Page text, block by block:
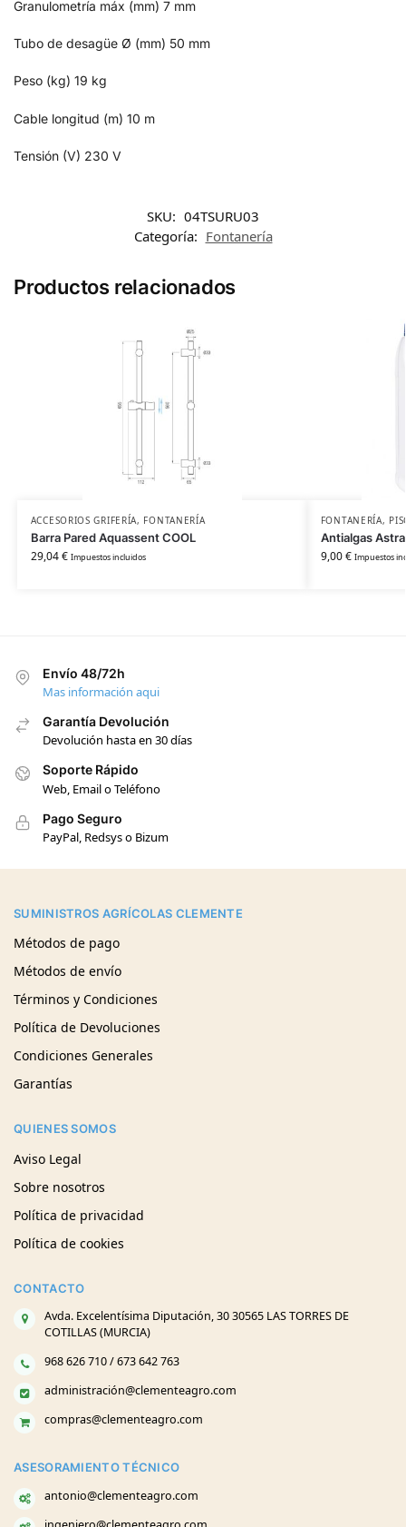
Granulometría máx (mm) 7 mm
Tubo de desagüe Ø (mm) 50 mm
Peso (kg) 19 kg
Cable longitud (m) 10 m
Tensión (V) 230 V
SKU: 04TSURU03
Categoría: Fontanería
Productos relacionados
ACCESORIOS GRIFERÍA, FONTANERÍA
Barra Pared Aquassent COOL
29,04€ Impuestos incluidos
FONTANERÍA,
Antialgas
9,00€ Impuestos
Envío 48/72h
Mas información aqui
Garantía Devolución
Devolución hasta en 30 días
Soporte Rápido
Web, Email o Teléfono
Pago Seguro
PayPal, Redsys o Bizum
SUMINISTROS AGRÍCOLAS CLEMENTE
Métodos de pago
Métodos de envío
Términos y Condiciones
Política de Devoluciones
Condiciones Generales
Garantías
QUIENES SOMOS
Aviso Legal
Sobre nosotros
Política de privacidad
Política de cookies
CONTACTO
Avda. Excelentísima Diputación, 30 30565 LAS TORRES DE
COTILLAS (MURCIA)
968 626 710 / 673 642 763
administración@clementeagro.com
compras@clementeagro.com
ASESORAMIENTO TÉCNICO
antonio@clementeagro.com